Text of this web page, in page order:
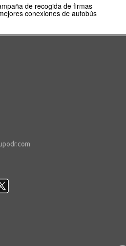
de recogida de firmas
conexiones de autobús